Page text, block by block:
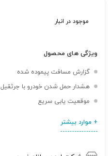
موجود در انبار
ویژگی های محصول
گزارش مسافت پیموده شده
هشدار حمل شدن خودرو با جرثقیل
موقعیت یابی سریع
+ موارد بیشتر